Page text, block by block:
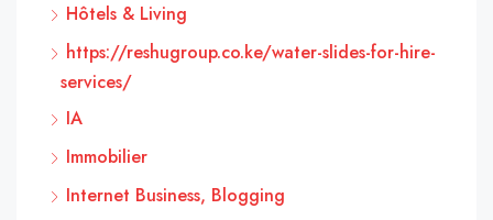
Hôtels & Living
https://reshugroup.co.ke/water-slides-for-hire-
services/
IA
Immobilier
Internet Business, Blogging